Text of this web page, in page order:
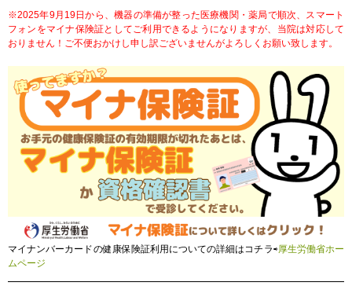
※2025年9月19日から、機器の準備が整った医療機関・薬局で順次、スマート
フォンをマイナ保険証としてご利用できるようになりますが、当院は対応して
おりません！ご不便おかけし申し訳ございませんがよろしくお願い致します。
マイナンバーカードの健康保険証利用についての詳細はコチラ⇨厚生労働省ホー
ムページ